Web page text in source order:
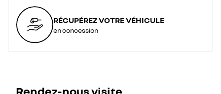
RÉCUPÉREZ VOTRE VÉHICULE
en concession
Rendez-nous visite